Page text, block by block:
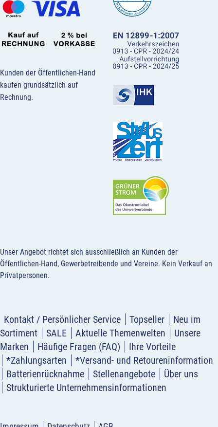
Kunden der Öffentlichen-Hand
kaufen grundsätzlich auf
Rechnung.
Unser Angebot richtet sich ausschließlich an Kunden der
Öffentlichen-Hand, Gewerbetreibende und Vereine. Kein Verkauf an
Privatpersonen.
Kontakt / Persönlicher Service Topseller
Neu im
Sortiment
SALE Aktuelle Themenwelten
Unsere
Marken
Häufige Fragen (FAQ)
Ihre Vorteile
*Zahlungsarten
*Versand- und Retoureninformation
Batterienrücknahme
Stellenangebote
Über uns
Strukturierte Unternehmensinformationen